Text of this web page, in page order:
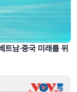
트남‧중국 미래를 위